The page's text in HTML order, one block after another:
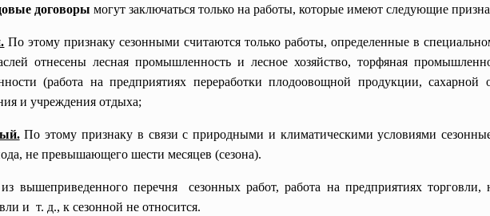
договоры могут заключаться только на работы, которые имеют следующие
По этому признаку сезонными считаются только работы, определенные в
отнесены лесная промышленность и лесное хозяйство, торфяная
(работа на предприятиях переработки плодоовощной продукции, сахарной
и учреждения отдыха;
По этому признаку в связи с природными и климатическими условиями
не превышающего шести месяцев (сезона).
вышеприведенного перечня сезонных работ, работа на предприятиях
и т. д., к сезонной не относится.